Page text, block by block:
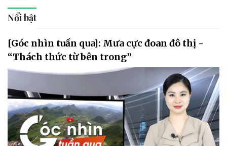
Nổi bật
[Góc nhìn tuần qua]: Mưa cực đoan đô thị -
“Thách thức từ bên trong”